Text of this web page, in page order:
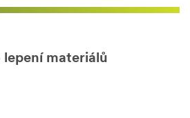
materiálů